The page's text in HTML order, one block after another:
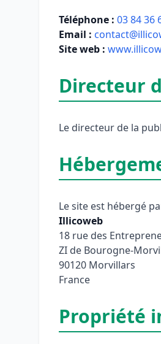
Téléphone : 03 84 36
Email :
Site web :
Directeur
Le directeur de la
Le site est hébergé
Illicoweb
18 rue des
ZI de Bourogne-
90120 Morvillars
France
Propriété